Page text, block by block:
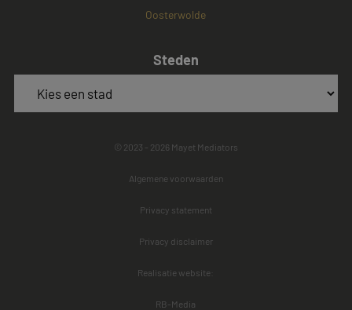
Oosterwolde
Steden
© 2023 - 2026 Mayet Mediators
Algemene voorwaarden
Privacy statement
Privacy disclaimer
Realisatie website:
RB-Media